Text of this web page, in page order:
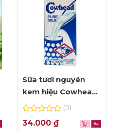
Sữa tươi nguyên
kem hiệu Cowhead
– hộp 1L
0
out
(0)
34.000 ₫